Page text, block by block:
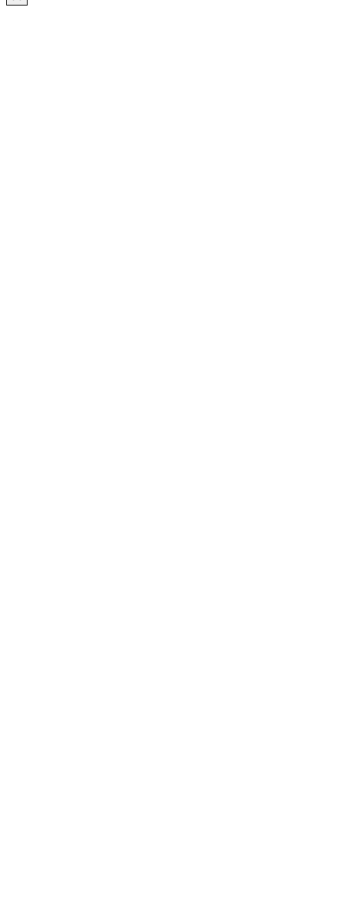
Schließen